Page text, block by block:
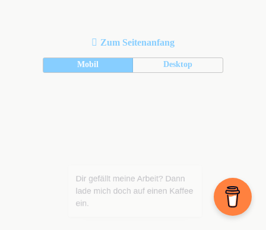
Zum Seitenanfang
Mobil Desktop
Dir gefällt meine Arbeit? Dann
lade mich doch auf einen Kaffee
ein.